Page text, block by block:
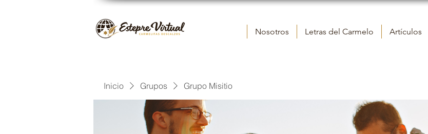
Nosotros Letras del Carmelo Artículos
Inicio Grupos Grupo Misitio